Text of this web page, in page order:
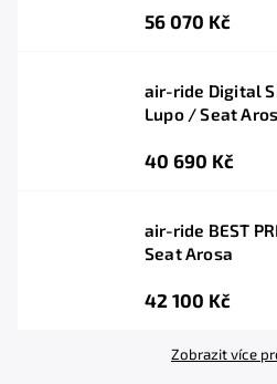
56 070 Kč
air-ride Digital
Lupo / Seat
40 690 Kč
air-ride BEST
Seat Arosa
42 100 Kč
Zobrazit více